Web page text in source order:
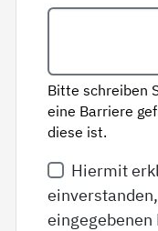
Bitte schreiben
eine Barriere
diese ist.
Hiermit
eingegebenen